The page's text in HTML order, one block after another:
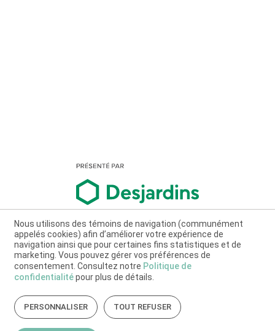
Nous utilisons des témoins de navigation (communément
appelés cookies) afin d’améliorer votre expérience de
navigation ainsi que pour certaines fins statistiques et de
marketing. Vous pouvez gérer vos préférences de
consentement. Consultez notre Politique de
confidentialitépour plus de détails.
PERSONNALISER TOUT REFUSER